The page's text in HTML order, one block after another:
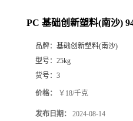
PC 基础创新塑料(南沙)
品牌： 基础创新塑料(南沙)
型号： 25kg
货号： 3
价格： ￥18/千克
发布日期： 2024-08-14